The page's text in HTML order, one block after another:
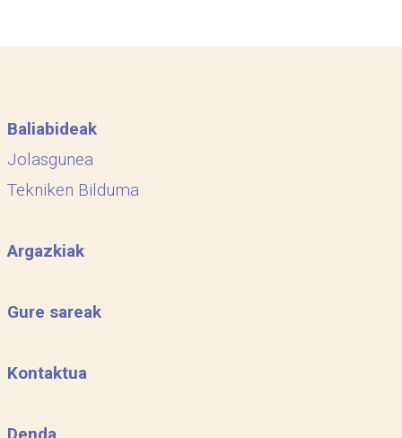
Baliabideak
Jolasgunea
Tekniken Bilduma
Argazkiak
Gure sareak
Kontaktua